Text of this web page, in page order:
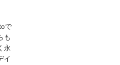
で
も
永
イ